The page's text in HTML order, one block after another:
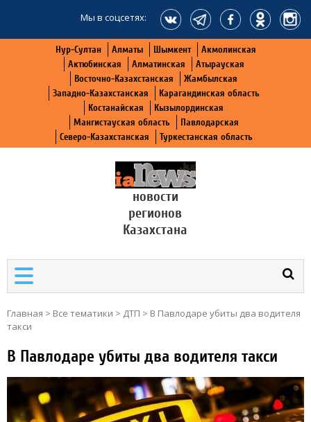
Мы в соцсетях:
Нур-Султан Алматы Шымкент
Акмолинская
Актюбинская
Алматинская
Атырауская
Восточно-Казахстанская
Жамбылская
Западно-Казахстанская
Карагандинская область
Костанайская
Кызылординская
Мангистауская область
Павлодарская
Северо-Казахстанская
Туркестанская область
новости
регионов
Казахстана
Главная > Все тематики > ДТП > В Павлодаре убиты два водителя
такси
В Павлодаре убиты два водителя такси